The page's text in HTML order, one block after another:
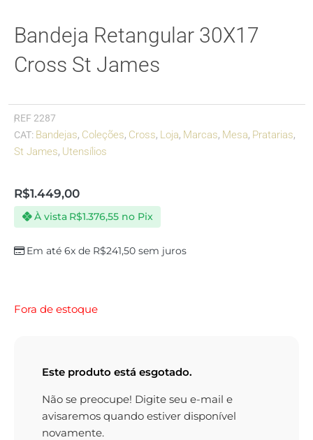
Bandeja Retangular 30X17
Cross St James
REF 2287
CAT: Bandejas, Coleções, Cross, Loja, Marcas, Mesa, Pratarias,
St James, Utensílios
R$1.449,00
Em até 6x de R$241,50 sem juros
À vista R$1.376,55 no Pix
Fora de estoque
Este produto está esgotado.
Não se preocupe! Digite seu e-mail e
avisaremos quando estiver disponível
novamente.